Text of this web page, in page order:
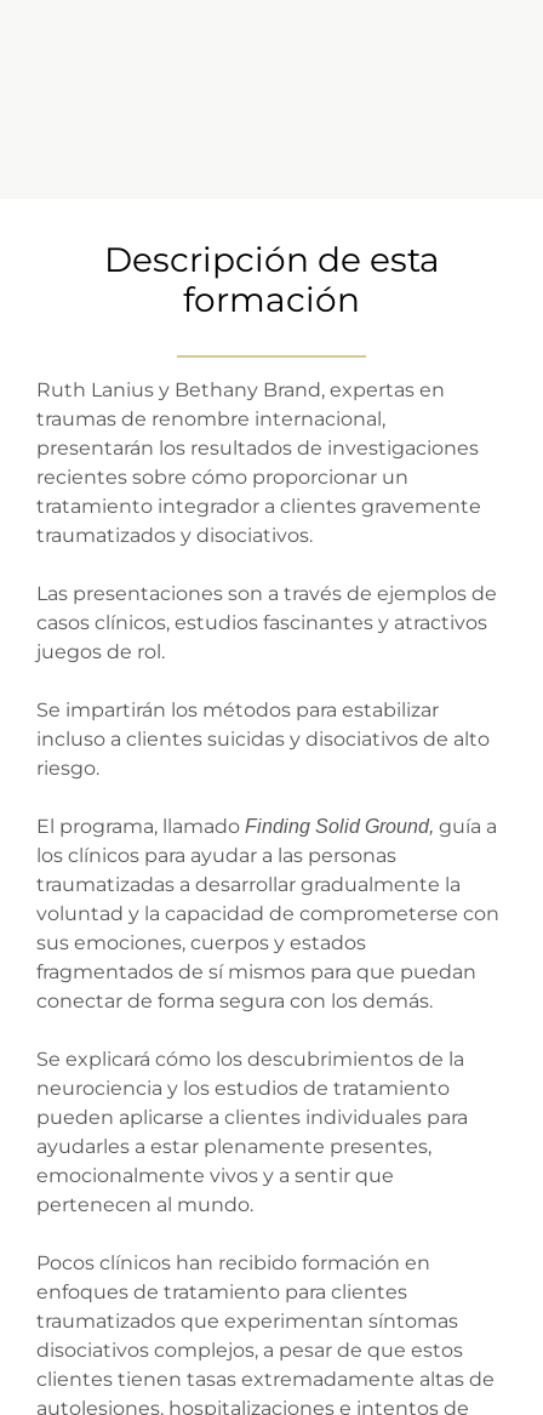
Descripción de esta
formación
Ruth Lanius y Bethany Brand, expertas en
traumas de renombre internacional,
presentarán los resultados de investigaciones
recientes sobre cómo proporcionar un
tratamiento integrador a clientes gravemente
traumatizados y disociativos.
Las presentaciones son a través de ejemplos de
casos clínicos, estudios fascinantes y atractivos
juegos de rol.
Se impartirán los métodos para estabilizar
incluso a clientes suicidas y disociativos de alto
riesgo.
El programa, llamado Finding Solid Ground, guía a
los clínicos para ayudar a las personas
traumatizadas a desarrollar gradualmente la
voluntad y la capacidad de comprometerse con
sus emociones, cuerpos y estados
fragmentados de sí mismos para que puedan
conectar de forma segura con los demás.
Se explicará cómo los descubrimientos de la
neurociencia y los estudios de tratamiento
pueden aplicarse a clientes individuales para
ayudarles a estar plenamente presentes,
emocionalmente vivos y a sentir que
pertenecen al mundo.
Pocos clínicos han recibido formación en
enfoques de tratamiento para clientes
traumatizados que experimentan síntomas
disociativos complejos, a pesar de que estos
clientes tienen tasas extremadamente altas de
autolesiones, hospitalizaciones e intentos de